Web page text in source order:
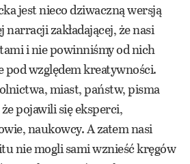
jest nieco dziwaczną wersją
zakładającej, że nasi
i nie powinniśmy od nich
pod względem kreatywności.
miast, państw, pisma
pojawili się eksperci,
naukowcy. A zatem nasi
nie mogli sami wznieść kręgów